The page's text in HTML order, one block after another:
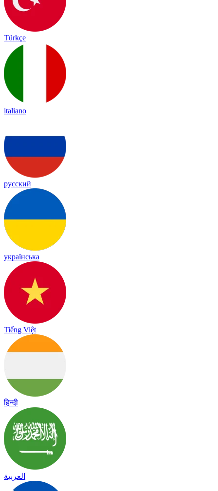
Türkçe
italiano
русский
українська
Tiếng Việt
हिन्दी
العربية